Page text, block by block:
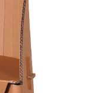
PARAVENT / CLOISON
TABLE BASSE